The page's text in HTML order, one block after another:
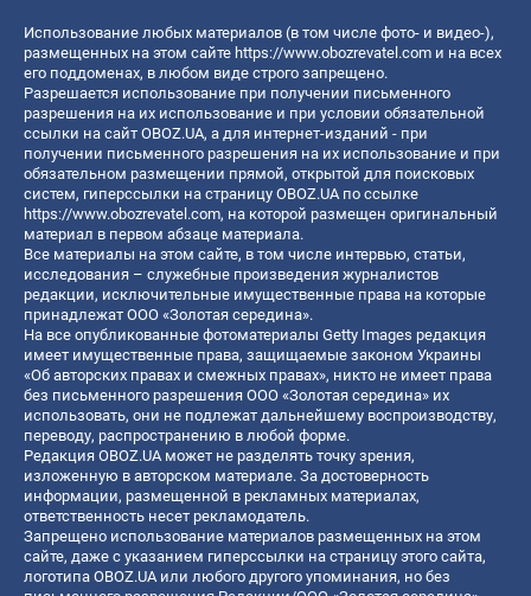
Использование любых материалов (в том числе фото- и видео-),
размещенных на этом сайте https://www.obozrevatel.com и на всех
его поддоменах, в любом виде строго запрещено.
Разрешается использование при получении письменного
разрешения на их использование и при условии обязательной
ссылки на сайт OBOZ.UA, а для интернет-изданий - при
получении письменного разрешения на их использование и при
обязательном размещении прямой, открытой для поисковых
систем, гиперссылки на страницу OBOZ.UA по ссылке
https://www.obozrevatel.com, на которой размещен оригинальный
материал в первом абзаце материала.
Все материалы на этом сайте, в том числе интервью, статьи,
исследования – служебные произведения журналистов
редакции, исключительные имущественные права на которые
принадлежат ООО «Золотая середина».
На все опубликованные фотоматериалы Getty Images редакция
имеет имущественные права, защищаемые законом Украины
«Об авторских правах и смежных правах», никто не имеет права
без письменного разрешения ООО «Золотая середина» их
использовать, они не подлежат дальнейшему воспроизводству,
переводу, распространению в любой форме.
Редакция OBOZ.UA может не разделять точку зрения,
изложенную в авторском материале. За достоверность
информации, размещенной в рекламных материалах,
ответственность несет рекламодатель.
Запрещено использование материалов размещенных на этом
сайте, даже с указанием гиперссылки на страницу этого сайта,
логотипа OBOZ.UA или любого другого упоминания, но без